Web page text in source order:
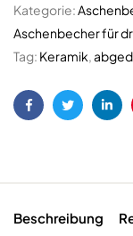
Kategorie:
Aschenbecher für
Tag: Keramik,
FacebookTwitter
Beschreibung